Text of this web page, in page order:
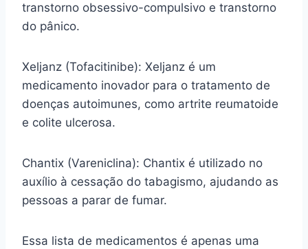
transtorno obsessivo-compulsivo e transtorno
do pânico.
Xeljanz (Tofacitinibe): Xeljanz é um
medicamento inovador para o tratamento de
doenças autoimunes, como artrite reumatoide
e colite ulcerosa.
Chantix (Vareniclina): Chantix é utilizado no
auxílio à cessação do tabagismo, ajudando as
pessoas a parar de fumar.
Essa lista de medicamentos é apenas uma